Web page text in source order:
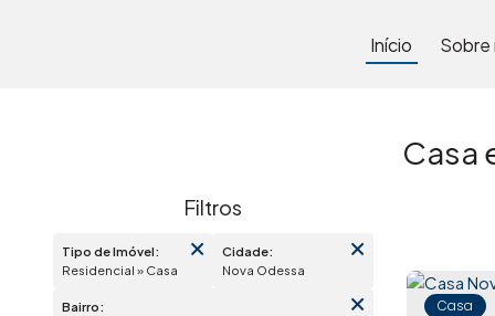
Sobre
Início
Casa
Tipo de Imóvel:
Residencial » Casa
Cidade:
Nova Odessa
Bairro:
Casa